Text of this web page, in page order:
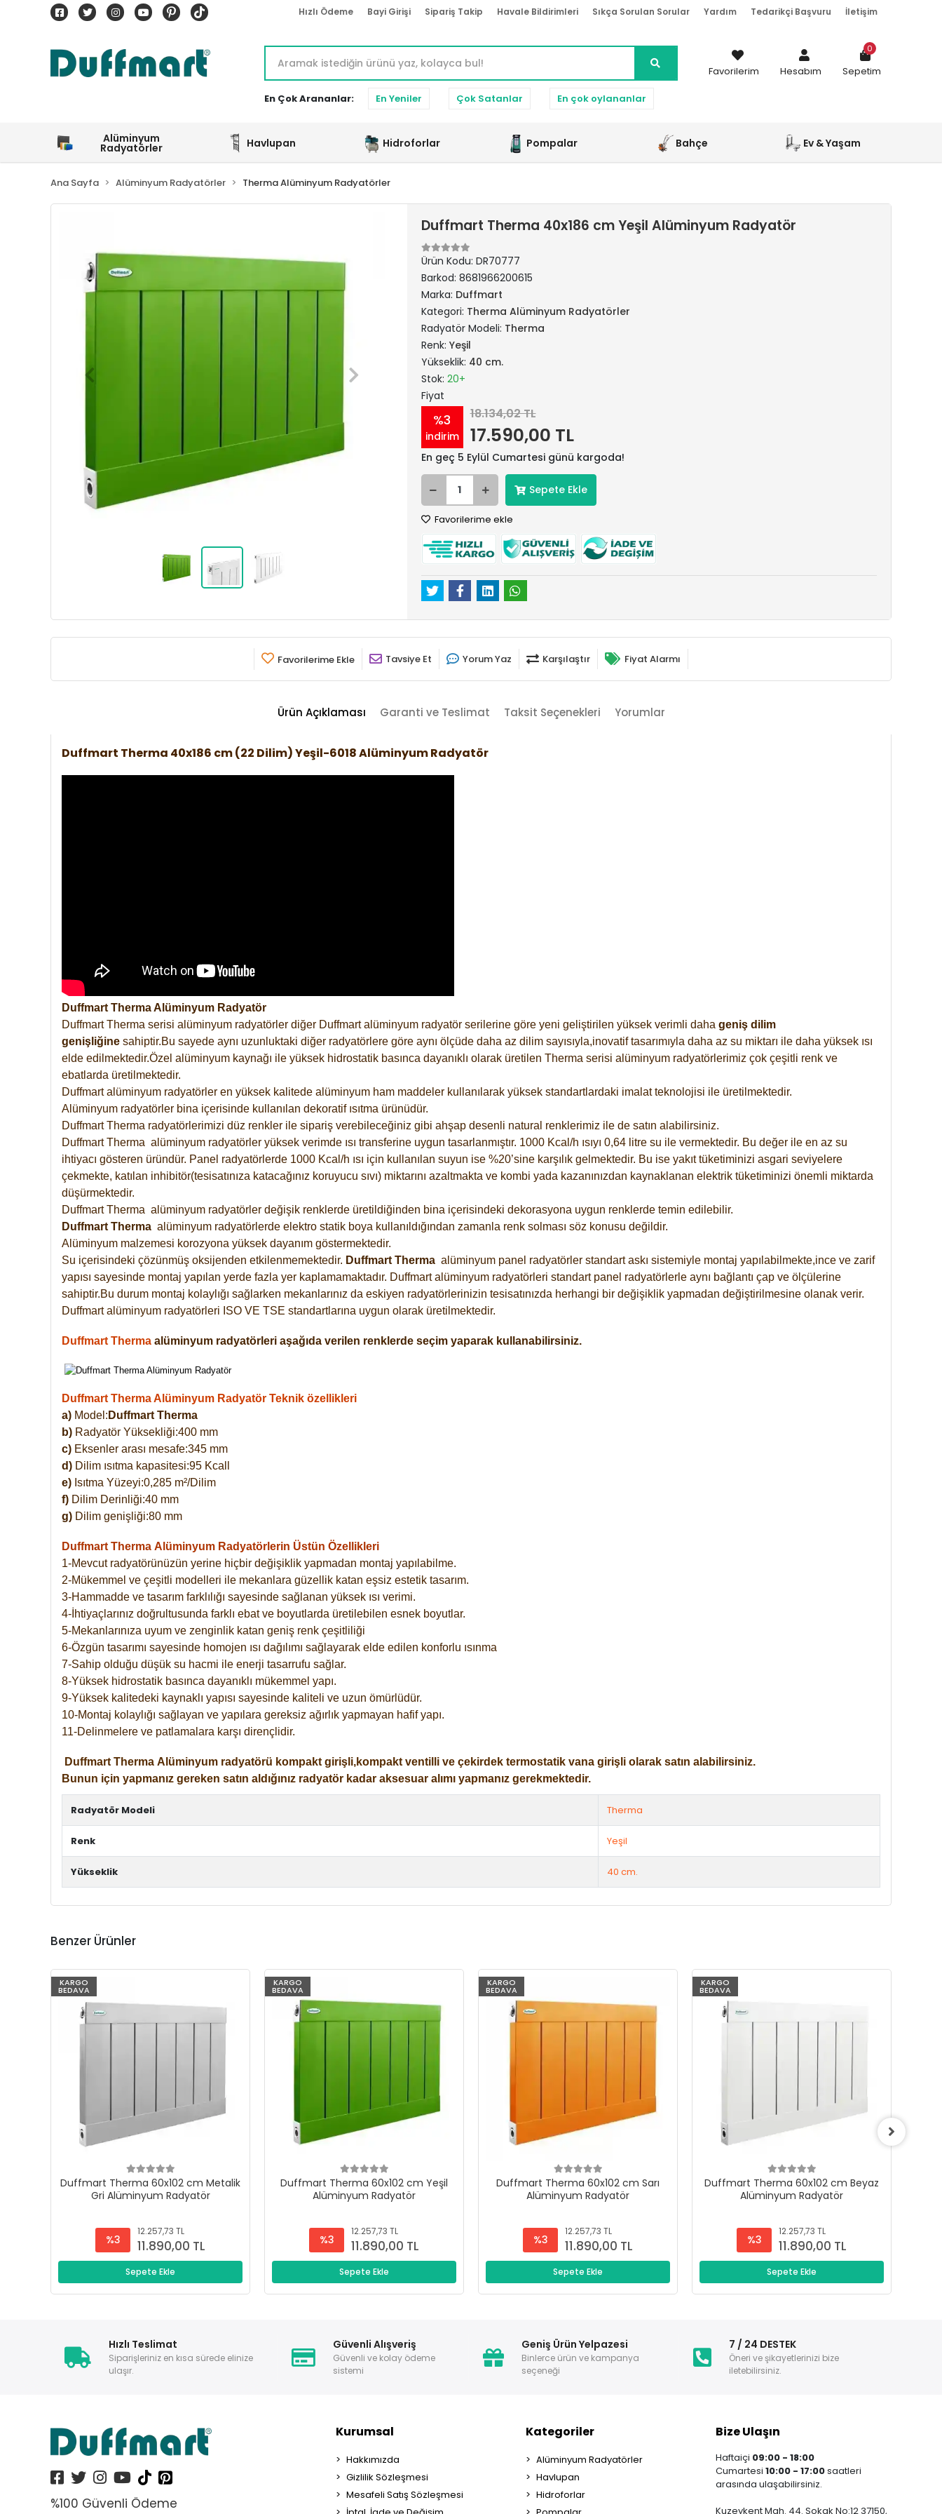
Hızlı Ödeme Bayi Girişi Sipariş Takip Havale Bildirimleri Sıkça Sorulan Sorular Yardım Tedarikçi Başvuru İletişim
En Çok Arananlar: En Yeniler Çok Satanlar En çok oylananlar
Favorilerim Hesabım Sepetim
0
Alüminyum
Radyatörler Havlupan Hidroforlar Pompalar Bahçe Ev & Yaşam
Ana Sayfa Alüminyum Radyatörler Therma Alüminyum Radyatörler
Duffmart Therma 40x186 cm Yeşil Alüminyum Radyatör
Ürün Kodu: DR70777
Barkod: 8681966200615
Marka: Duffmart
Kategori: Therma Alüminyum Radyatörler
Radyatör Modeli: Therma
Renk: Yeşil
Yükseklik: 40 cm.
Stok: 20+
Fiyat
%3
indirim
18.134,02 TL
17.590,00 TL
En geç 5 Eylül Cumartesi günü kargoda!
Sepete Ekle
Favorilerime ekle
Favorilerime Ekle Tavsiye Et Yorum Yaz Karşılaştır Fiyat Alarmı
Ürün Açıklaması Garanti ve Teslimat Taksit Seçenekleri Yorumlar
Duffmart Therma 40x186 cm (22 Dilim) Yeşil-6018 Alüminyum Radyatör
Duffmart Therma Alüminyum Radyatör
Duffmart Therma serisi alüminyum radyatörler diğer Duffmart alüminyum radyatör serilerine göre yeni geliştirilen yüksek verimli daha geniş dilim
genişliğine sahiptir.Bu sayede aynı uzunluktaki diğer radyatörlere göre aynı ölçüde daha az dilim sayısıyla,inovatif tasarımıyla daha az su miktarı ile daha yüksek ısı
elde edilmektedir.Özel alüminyum kaynağı ile yüksek hidrostatik basınca dayanıklı olarak üretilen Therma serisi alüminyum radyatörlerimiz çok çeşitli renk ve
ebatlarda üretilmektedir.
Duffmart alüminyum radyatörler en yüksek kalitede alüminyum ham maddeler kullanılarak yüksek standartlardaki imalat teknolojisi ile üretilmektedir.
Alüminyum radyatörler bina içerisinde kullanılan dekoratif ısıtma ürünüdür.
Duffmart Therma radyatörlerimizi düz renkler ile sipariş verebileceğiniz gibi ahşap desenli natural renklerimiz ile de satın alabilirsiniz.
Duffmart Therma alüminyum radyatörler yüksek verimde ısı transferine uygun tasarlanmıştır. 1000 Kcal/h ısıyı 0,64 litre su ile vermektedir. Bu değer ile en az su
ihtiyacı gösteren üründür. Panel radyatörlerde 1000 Kcal/h ısı için kullanılan suyun ise %20’sine karşılık gelmektedir. Bu ise yakıt tüketiminizi asgari seviyelere
çekmekte, katılan inhibitör(tesisatınıza katacağınız koruyucu sıvı) miktarını azaltmakta ve kombi yada kazanınızdan kaynaklanan elektrik tüketiminizi önemli miktarda
düşürmektedir.
Duffmart Therma alüminyum radyatörler değişik renklerde üretildiğinden bina içerisindeki dekorasyona uygun renklerde temin edilebilir.
Duffmart Therma alüminyum radyatörlerde elektro statik boya kullanıldığından zamanla renk solması söz konusu değildir.
Alüminyum malzemesi korozyona yüksek dayanım göstermektedir.
Su içerisindeki çözünmüş oksijenden etkilenmemektedir. Duffmart Therma alüminyum panel radyatörler standart askı sistemiyle montaj yapılabilmekte,ince ve zarif
yapısı sayesinde montaj yapılan yerde fazla yer kaplamamaktadır. Duffmart alüminyum radyatörleri standart panel radyatörlerle aynı bağlantı çap ve ölçülerine
sahiptir.Bu durum montaj kolaylığı sağlarken mekanlarınız da eskiyen radyatörlerinizin tesisatınızda herhangi bir değişiklik yapmadan değiştirilmesine olanak verir.
Duffmart alüminyum radyatörleri ISO VE TSE standartlarına uygun olarak üretilmektedir.
Duffmart Therma alüminyum radyatörleri aşağıda verilen renklerde seçim yaparak kullanabilirsiniz.
Duffmart Therma Alüminyum Radyatör Teknik özellikleri
a) Model: Duffmart Therma
b) Radyatör Yüksekliği:400 mm
c) Eksenler arası mesafe:345 mm
d) Dilim ısıtma kapasitesi:95 Kcall
e) Isıtma Yüzeyi:0,285 m²/Dilim
f) Dilim Derinliği:40 mm
g) Dilim genişliği:80 mm
Duffmart Therma Alüminyum Radyatörlerin Üstün Özellikleri
1-Mevcut radyatörünüzün yerine hiçbir değişiklik yapmadan montaj yapılabilme.
2-Mükemmel ve çeşitli modelleri ile mekanlara güzellik katan eşsiz estetik tasarım.
3-Hammadde ve tasarım farklılığı sayesinde sağlanan yüksek ısı verimi.
4-İhtiyaçlarınız doğrultusunda farklı ebat ve boyutlarda üretilebilen esnek boyutlar.
5-Mekanlarınıza uyum ve zenginlik katan geniş renk çeşitliliği
6-Özgün tasarımı sayesinde homojen ısı dağılımı sağlayarak elde edilen konforlu ısınma
7-Sahip olduğu düşük su hacmi ile enerji tasarrufu sağlar.
8-Yüksek hidrostatik basınca dayanıklı mükemmel yapı.
9-Yüksek kalitedeki kaynaklı yapısı sayesinde kaliteli ve uzun ömürlüdür.
10-Montaj kolaylığı sağlayan ve yapılara gereksiz ağırlık yapmayan hafif yapı.
11-Delinmelere ve patlamalara karşı dirençlidir.
Duffmart Therma Alüminyum radyatörü kompakt girişli,kompakt ventilli ve çekirdek termostatik vana girişli olarak satın alabilirsiniz.
Bunun için yapmanız gereken satın aldığınız radyatör kadar aksesuar alımı yapmanız gerekmektedir.
Radyatör Modeli Therma
Renk Yeşil
Yükseklik 40 cm.
Benzer Ürünler
KARGO
BEDAVA
Duffmart Therma 60x102 cm Metalik
Gri Alüminyum Radyatör
%3
12.257,73 TL
11.890,00 TL
Sepete Ekle
KARGO
BEDAVA
Duffmart Therma 60x102 cm Yeşil
Alüminyum Radyatör
%3
12.257,73 TL
11.890,00 TL
Sepete Ekle
KARGO
BEDAVA
Duffmart Therma 60x102 cm Sarı
Alüminyum Radyatör
%3
12.257,73 TL
11.890,00 TL
Sepete Ekle
KARGO
BEDAVA
Duffmart Therma 60x102 cm Beyaz
Alüminyum Radyatör
%3
12.257,73 TL
11.890,00 TL
Sepete Ekle
Hızlı Teslimat
Siparişleriniz en kısa sürede elinize
ulaşır.
Güvenli Alışveriş
Güvenli ve kolay ödeme
sistemi
Geniş Ürün Yelpazesi
Binlerce ürün ve kampanya
seçeneği
7 / 24 DESTEK
Öneri ve şikayetlerinizi bize
iletebilirsiniz.
%100 Güvenli Ödeme
Kurumsal
Hakkımızda
Gizlilik Sözleşmesi
Mesafeli Satış Sözleşmesi
Kategoriler
Alüminyum Radyatörler
Havlupan
Hidroforlar
Bize Ulaşın
Haftaiçi 09:00 - 18:00
Cumartesi 10:00 - 17:00saatleri
arasında ulaşabilirsiniz.
Kuzeykent Mah. 44. Sokak No:12 37150,